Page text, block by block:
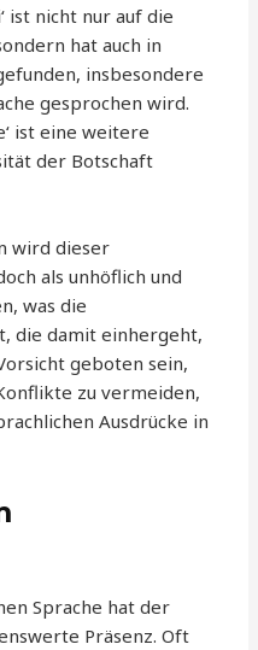
ist nicht nur auf die
hat auch in
insbesondere
gesprochen wird.
ist eine weitere
der Botschaft
wird dieser
als unhöflich und
was die
die damit einhergeht,
geboten sein,
zu vermeiden,
Ausdrücke in
Sprache hat der
Präsenz. Oft